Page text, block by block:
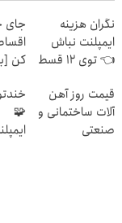
نگران هزینه
ایمپلنت نباش
👈 توی 12 قسط
جای
کن
قیمت روز آهن
آلات ساختمانی و
صنعتی
🧩